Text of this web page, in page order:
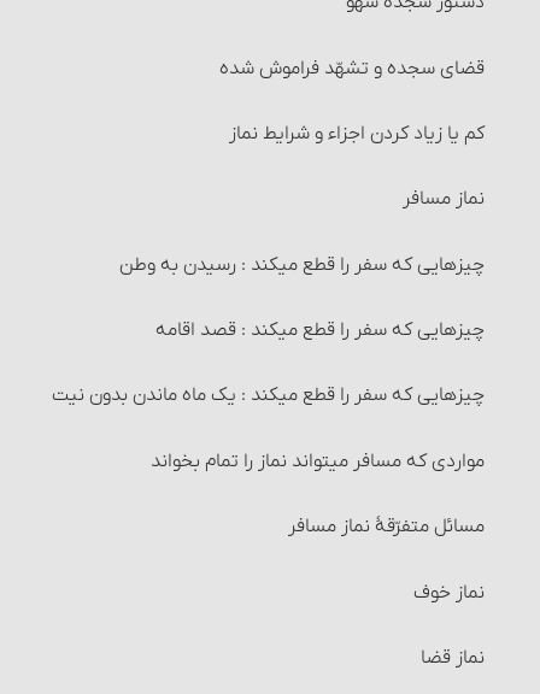
مسائل مربوط به احتکار و احکام آن‏
قضای سجده و تشهّد فراموش شده
کم یا زیاد کردن اجزاء و شرایط نماز
نماز مسافر
چیزهایی که سفر را قطع می‏کند : رسیدن به وطن
چیزهایی که سفر را قطع می‏کند : قصد اقامه
چیزهایی که سفر را قطع می‏کند : یک ماه ماندن بدون نیت
مواردی که مسافر می‏تواند نماز را تمام بخواند
مسائل متفرّقۀ نماز مسافر
نماز خوف
نماز قضا